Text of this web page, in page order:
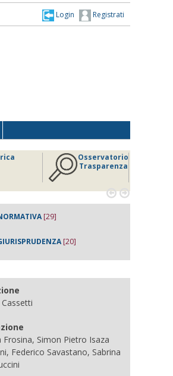
Registrati
Login
Osservatorio
Trasparenza
 
[29]
[20]
Frosina, Simon Pietro Isaza
Federico Savastano, Sabrina